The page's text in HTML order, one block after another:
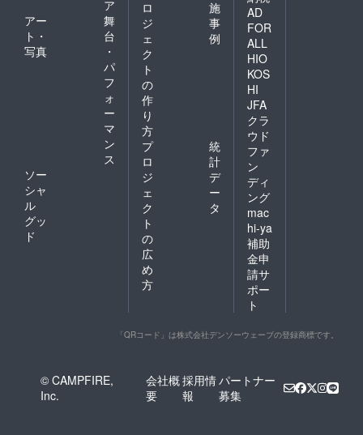
ア
アー
ト・
写真
舞
台
・
パ
フ
ォ
ー
マ
ン
ス
ソー
シャ
ル
グッ
ド
ロ
ジ
ェ
ク
ト
の
作
り
方
施
事
例
プ
ロ
ジ
ェ
ク
ト
の
広
め
方
統
計
デ
ー
タ
AD
FOR
ALL
HIO
KOS
HI
JFA
クラ
ウド
ファ
ン
ディ
ング
mac
hi-ya
補助
金申
請サ
ポー
ト
「QRコード」は株式会社デンソーウェーブの登録商標です。
© CAMPFIRE,
Inc.
会社概
要
採用情
報
パートナー
募集